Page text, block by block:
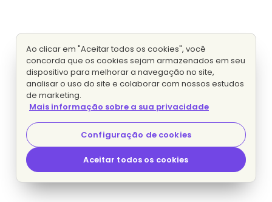
Ao clicar em "Aceitar todos os cookies", você
concorda que os cookies sejam armazenados em seu
dispositivo para melhorar a navegação no site,
analisar o uso do site e colaborar com nossos estudos
de marketing.
Mais informação sobre a sua privacidade
Configuração de cookies
Aceitar todos os cookies